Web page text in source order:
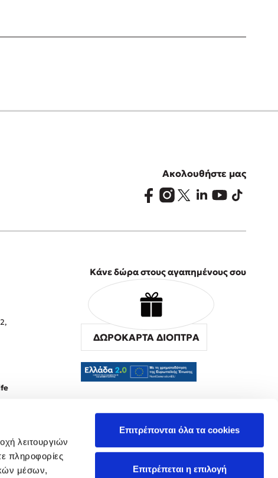
λειτουργιών
πληροφορίες
μέσων,
Επιτρέπονται όλα τα cookies
Επιτρέπεται η επιλογή
Ακολουθήστε μας
Κάνε δώρα στους αγαπημένους σου
ΔΩΡΟΚΑΡΤΑ ΔΙΟΠΤΡΑ